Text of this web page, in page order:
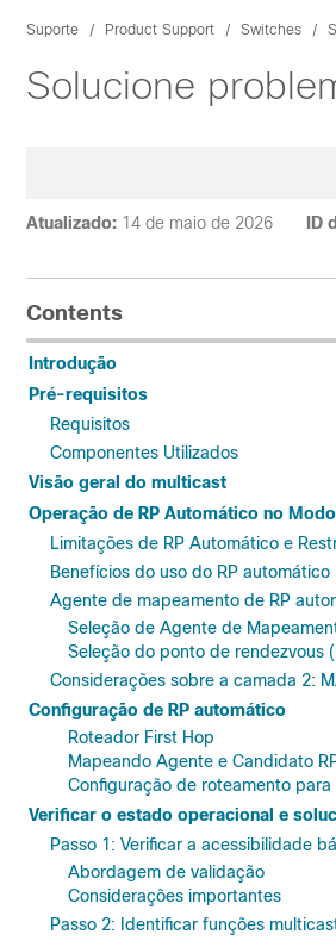
Suporte Product Support Switches
Solucione
Atualizado: 14 de maio de 2026 ID
Contents
Introdução
Pré-requisitos
Requisitos
Componentes Utilizados
Visão geral do multicast
Operação de RP Automático no
Limitações de RP Automático e
Benefícios do uso do RP automático
Agente de mapeamento de RP
Seleção de Agente de
Seleção do ponto de rendezvous
Considerações sobre a camada 2:
Configuração de RP automático
Roteador First Hop
Mapeando Agente e Candidato
Configuração de roteamento
Verificar o estado operacional e
Passo 1: Verificar a acessibilidade
Abordagem de validação
Considerações importantes
Passo 2: Identificar funções